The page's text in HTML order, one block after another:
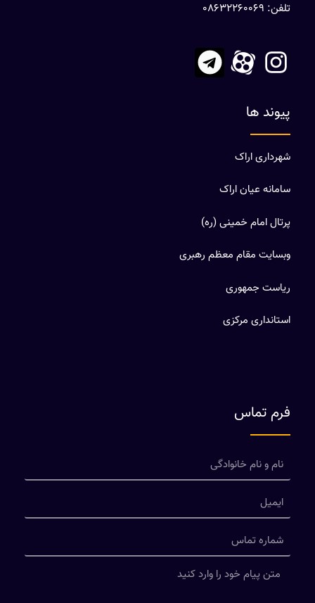
تلفن: 08632260069
پیوند ها
شهرداری اراک
سامانه عیان اراک
پرتال امام خمینی (ره)
وبسایت مقام معظم رهبری
ریاست جمهوری
استانداری مرکزی
فرم تماس